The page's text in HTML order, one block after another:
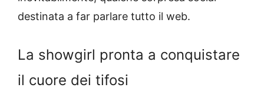
destinata a far parlare tutto il web.
La showgirl pronta a conquistare
il cuore dei tifosi